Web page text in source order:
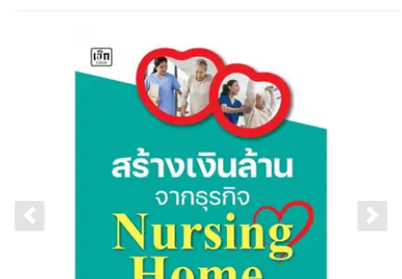
Previous slide